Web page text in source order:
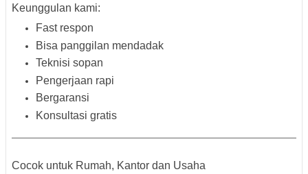
Keunggulan kami:
Fast respon
Bisa panggilan mendadak
Teknisi sopan
Pengerjaan rapi
Bergaransi
Konsultasi gratis
Cocok untuk Rumah, Kantor dan Usaha